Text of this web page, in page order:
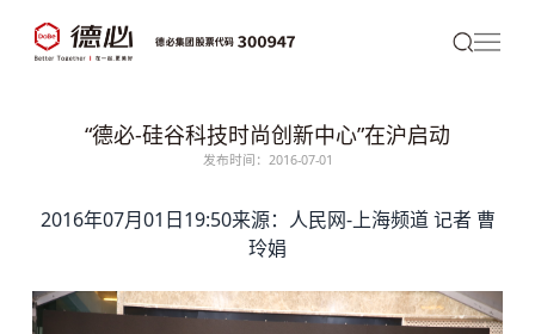
“德必-硅谷科技时尚创新中心”在沪启动
发布时间：2016-07-01
2016年07月01日19:50来源：人民网-上海频道 记者 曹
玲娟